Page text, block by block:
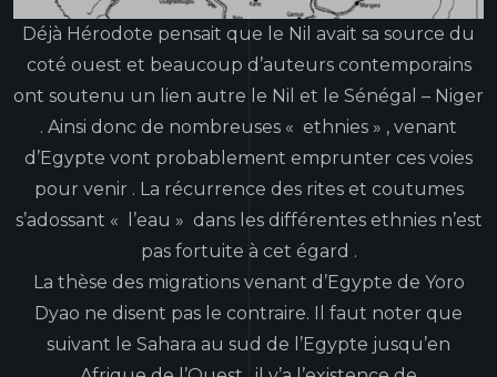
Déjà Hérodote pensait que le Nil avait sa source du
coté ouest et beaucoup d’auteurs contemporains
ont soutenu un lien autre le Nil et le Sénégal – Niger
. Ainsi donc de nombreuses « ethnies » , venant
d’Egypte vont probablement emprunter ces voies
pour venir . La récurrence des rites et coutumes
s’adossant « l’eau » dans les différentes ethnies n’est
pas fortuite à cet égard .
La thèse des migrations venant d’Egypte de Yoro
Dyao ne disent pas le contraire. Il faut noter que
suivant le Sahara au sud de l’Egypte jusqu’en